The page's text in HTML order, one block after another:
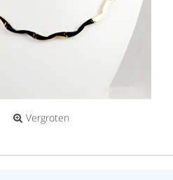
Vergroten